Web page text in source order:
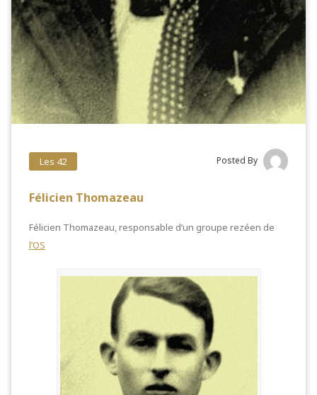
Les 42 Posted By
Félicien Thomazeau
Félicien Thomazeau, responsable d’un groupe rezéen de
l’OS